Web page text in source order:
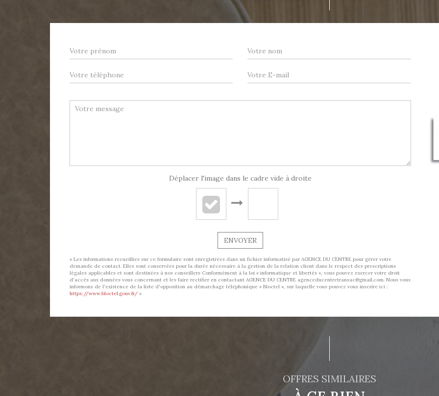
Déplacer l'image dans le cadre vide à droite
ENVOYER
« Les informations recueillies sur ce formulaire sont enregistrées dans un fichier informatisé par AGENCE DU CENTRE pour gérer votre
demande de contact. Elles sont conservées pour la durée nécessaire à la gestion de la relation client dans le respect des prescriptions
légales applicables et sont destinées à nos conseillers Conformément à la loi « informatique et libertés », vous pouvez exercer votre droit
d'accès aux données vous concernant et les faire rectifier en contactant AGENCE DU CENTRE agenceducentretransac@gmail.com. Nous vous
informons de l'existence de la liste d'opposition au démarchage téléphonique « Bloctel », sur laquelle vous pouvez vous inscrire ici :
https://www.bloctel.gouv.fr/ »
OFFRES SIMILAIRES